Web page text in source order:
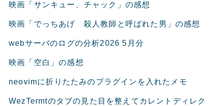
映画「サンキュー、チャック」の感想
映画「でっちあげ 殺人教師と呼ばれた男」の感想
webサーバのログの分析2026 5月分
映画「空白」の感想
neovimに折りたたみのプラグインを入れたメモ
WezTermtのタブの見た目を整えてカレントディレク